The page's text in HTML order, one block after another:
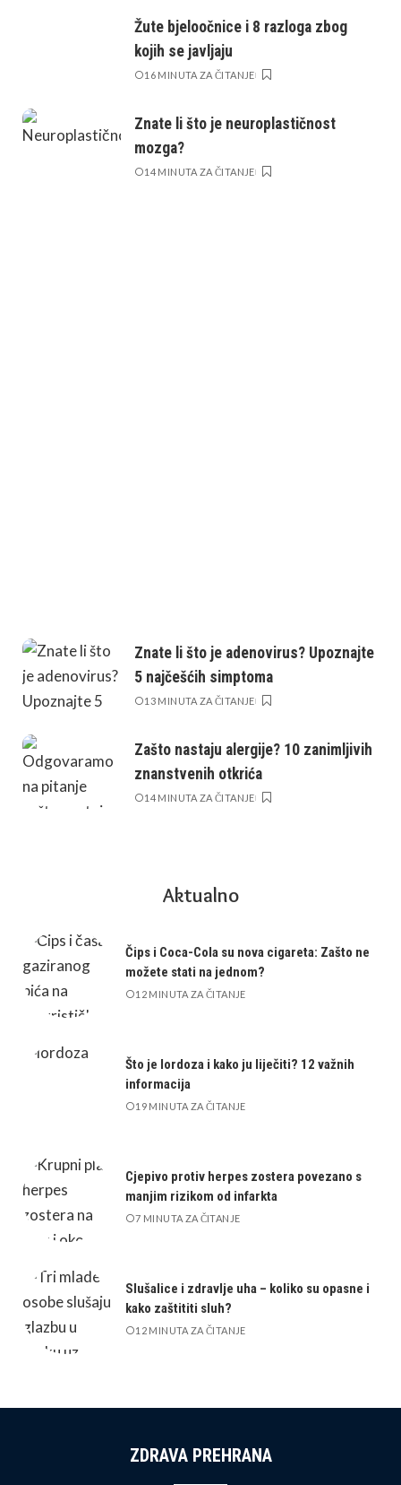
Žute bjeloočnice i 8 razloga zbog
kojih se javljaju
16 MINUTA ZA ČITANJE
Znate li što je neuroplastičnost
mozga?
14 MINUTA ZA ČITANJE
Znate li što je adenovirus? Upoznajte
5 najčešćih simptoma
13 MINUTA ZA ČITANJE
Zašto nastaju alergije? 10 zanimljivih
znanstvenih otkrića
14 MINUTA ZA ČITANJE
Aktualno
Čips i Coca-Cola su nova cigareta: Zašto ne
možete stati na jednom?
12 MINUTA ZA ČITANJE
Što je lordoza i kako ju liječiti? 12 važnih
informacija
19 MINUTA ZA ČITANJE
Cjepivo protiv herpes zostera povezano s
manjim rizikom od infarkta
7 MINUTA ZA ČITANJE
Slušalice i zdravlje uha – koliko su opasne i
kako zaštititi sluh?
12 MINUTA ZA ČITANJE
ZDRAVA PREHRANA